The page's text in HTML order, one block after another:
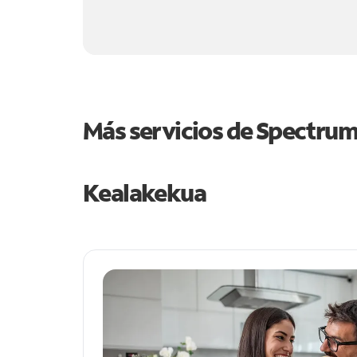
Más servicios de
Kealakekua